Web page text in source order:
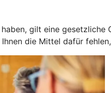
gilt eine
die Mittel dafür